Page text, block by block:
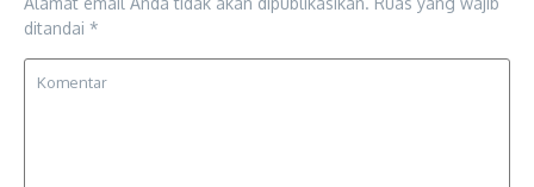
ditandai *